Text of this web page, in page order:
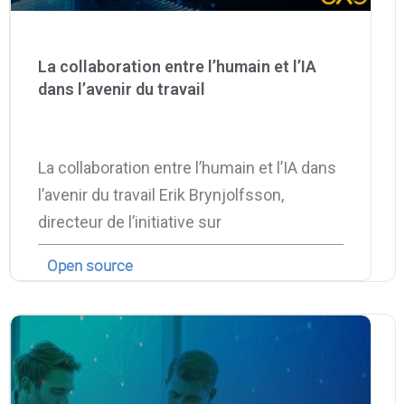
La collaboration entre l’humain et l’IA
dans l’avenir du travail
La collaboration entre l’humain et l’IA dans
l’avenir du travail Erik Brynjolfsson,
directeur de l’initiative sur
Open source